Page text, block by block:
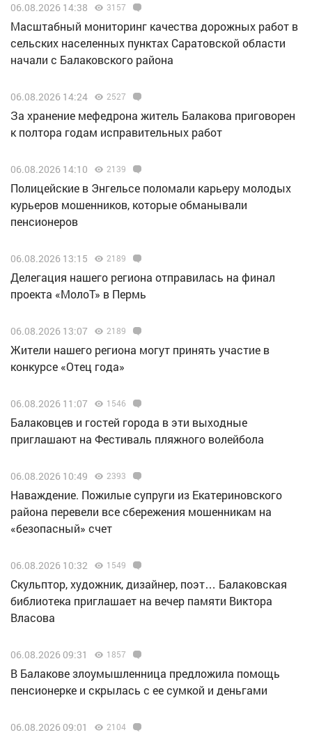
06.08.2026 14:38 3157
Масштабный мониторинг качества дорожных работ в
сельских населенных пунктах Саратовской области
начали с Балаковского района
06.08.2026 14:24 2527
За хранение мефедрона житель Балакова приговорен
к полтора годам исправительных работ
06.08.2026 14:10 2139
Полицейские в Энгельсе поломали карьеру молодых
курьеров мошенников, которые обманывали
пенсионеров
06.08.2026 13:15 2189
Делегация нашего региона отправилась на финал
проекта «МолоТ» в Пермь
06.08.2026 13:07 2189
Жители нашего региона могут принять участие в
конкурсе «Отец года»
06.08.2026 11:07 1546
Балаковцев и гостей города в эти выходные
приглашают на Фестиваль пляжного волейбола
06.08.2026 10:49 2393
Наваждение. Пожилые супруги из Екатериновского
района перевели все сбережения мошенникам на
«безопасный» счет
06.08.2026 10:32 1549
Скульптор, художник, дизайнер, поэт… Балаковская
библиотека приглашает на вечер памяти Виктора
Власова
06.08.2026 09:31 1857
В Балакове злоумышленница предложила помощь
пенсионерке и скрылась с ее сумкой и деньгами
06.08.2026 09:01 2104